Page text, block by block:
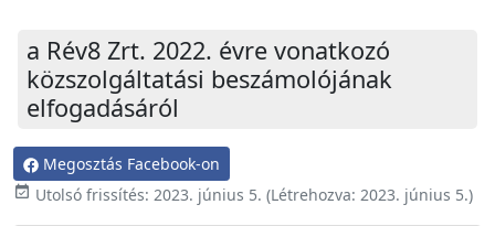
a Rév8 Zrt. 2022. évre vonatkozó
közszolgáltatási beszámolójának
elfogadásáról
Megosztás Facebook-on
event_available Utolsó frissítés: 2023. június 5. (Létrehozva: 2023. június 5.)